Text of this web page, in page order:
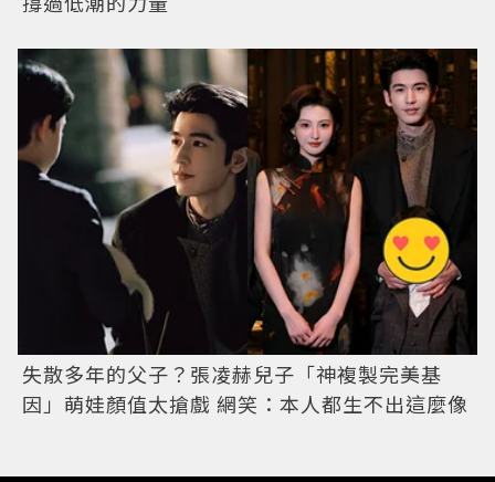
失散多年的父子？張凌赫兒子「神複製完美基
因」萌娃顏值太搶戲 網笑：本人都生不出這麼像